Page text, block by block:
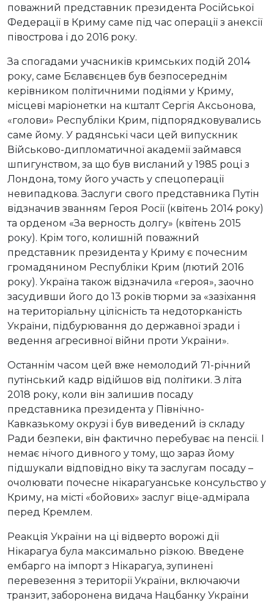
поважний представник президента Російської
Федерації в Криму саме під час операції з анексії
півострова і до 2016 року.
За спогадами учасників кримських подій 2014
року, саме Бєлавєнцев був безпосереднім
керівником політичними подіями у Криму,
місцеві маріонетки на кшталт Сергія Аксьонова,
«голови» Республіки Крим, підпорядковувались
саме йому. У радянські часи цей випускник
Військово-дипломатичної академії займався
шпигунством, за що був висланий у 1985 році з
Лондона, тому його участь у спецоперації
невипадкова. Заслуги свого представника Путін
відзначив званням Героя Росії (квітень 2014 року)
та орденом «За верность долгу» (квітень 2015
року). Крім того, колишній поважний
представник президента у Криму є почесним
громадянином Республіки Крим (лютий 2016
року). Україна також відзначила «героя», заочно
засудивши його до 13 років тюрми за «зазіхання
на територіальну цілісність та недоторканість
України, підбурювання до державної зради і
ведення агресивної війни проти України».
Останнім часом цей вже немолодий 71-річний
путінський кадр відійшов від політики. З літа
2018 року, коли він залишив посаду
представника президента у Північно-
Кавказькому окрузі і був виведений із складу
Ради безпеки, він фактично перебуває на пенсії. І
немає нічого дивного у тому, що зараз йому
підшукали відповідно віку та заслугам посаду –
очолювати почесне нікарагуанське консульство у
Криму, на місті «бойових» заслуг віце-адмірала
перед Кремлем.
Реакція України на ці відверто ворожі дії
Нікарагуа була максимально різкою. Введене
ембарго на імпорт з Нікарагуа, зупинені
перевезення з території України, включаючи
транзит, заборонена видача Нацбанку України